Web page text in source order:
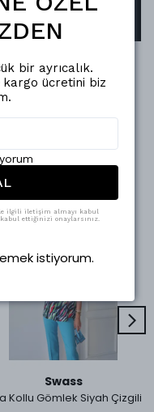
Swass
Kollu Gömlek Siyah Çizgili
bir ayrıcalık.
kargo ücretini biz
ilgili iletişim almayı kabul
ettiğinizi onaylarsınız.
istiyorum.